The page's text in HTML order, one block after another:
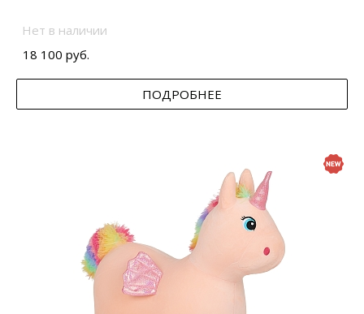
Нет в наличии
18 100 руб.
ПОДРОБНЕЕ